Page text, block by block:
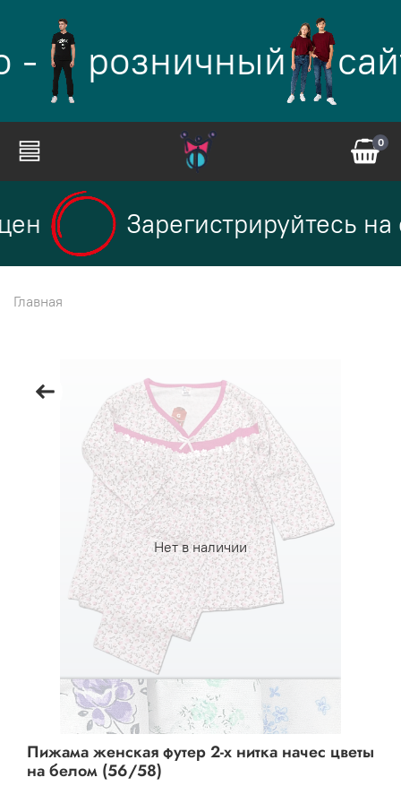
- розничный
0
Зарегистрируйтесь на
Главная
Нет в наличии
Пижама женская футер 2-х нитка начес цветы
на белом (56/58)